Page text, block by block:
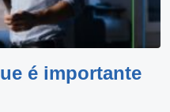
é importante